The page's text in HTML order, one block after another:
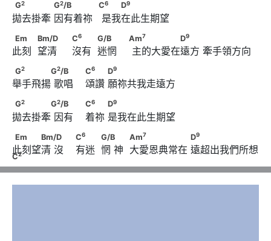
G G /B　　　　            C
G2 G2/B C6 D9
拋去掛牽 因有着祢   是我在此生期望
Em　　            Bm/D　　                              C
G/B　　                        Am7 D
Em Bm/D C6 G/B Am7 D9
此刻  望清     沒有  迷惘     主的大愛在遠方 牽手領方向
G2 G /B      　　                        C
G2 G2/B C6 D9
舉手飛揚 歌唱    頌讚 願祢共我走遠方
G2 G /B      　　                        C
G2 G2/B C6 D9
拋去掛牽 因有    着祢 是我在此生期望
Em　　　Bm/D　      　                        C6
G/B　      　            Am7
D9 C2
Em Bm/D C6 G/B Am7 D9
C2
此刻望清 沒    有迷  惘 神  大愛恩典常在 遠超出我們所想